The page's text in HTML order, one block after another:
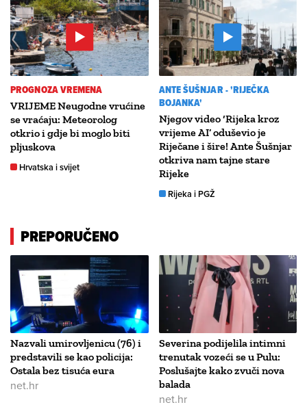
PROGNOZA VREMENA
VRIJEME Neugodne vrućine
se vraćaju: Meteorolog
otkrio i gdje bi moglo biti
pljuskova
Hrvatska i svijet
ANTE ŠUŠNJAR - 'RIJEČKA
BOJANKA'
Njegov video ‘Rijeka kroz
vrijeme AI’ oduševio je
Riječane i šire! Ante Šušnjar
otkriva nam tajne stare
Rijeke
Rijeka i PGŽ
PREPORUČENO
Nazvali umirovljenicu (76) i
predstavili se kao policija:
Ostala bez tisuća eura
net.hr
Severina podijelila intimni
trenutak vozeći se u Pulu:
Poslušajte kako zvuči nova
balada
net.hr